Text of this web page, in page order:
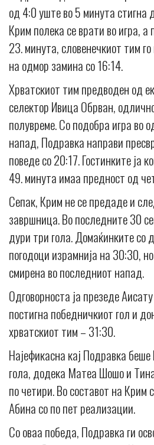
од 4:0 уште во 5 минута стигна
Крим полека се врати во игра,
23. минута, словенечкиот тим
на одмор замина со 16:14.
Хрватскиот тим предводен од
селектор Ивица Обрван,
полувреме. Со подобра игра во
напад, Подравка направи
поведе со 20:17. Гостинките ја
49. минута имаа предност од
Сепак, Крим не се предаде и
завршница. Во последните 30
дури три гола. Домаќинките со
погодоци израмнија на 30:30,
смирена во последниот напад.
Одговорноста ја презеде Аисату
постигна победничкиот гол и
хрватскиот тим – 31:30.
Најефикасна кај Подравка
гола, додека Матеа Шошо и
по четири. Во составот на Крим
Абина со по пет реализации.
Со оваа победа, Подравка ги